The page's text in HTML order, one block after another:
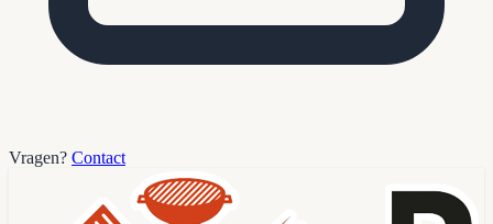
Vragen? Contact